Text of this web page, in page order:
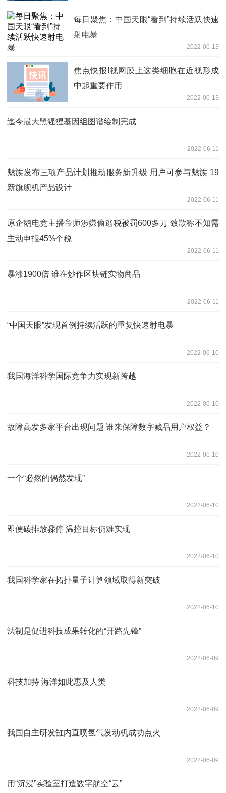
每日聚焦：中国天眼“看到”持续活跃快速
射电暴
2022-06-13
焦点快报!视网膜上这类细胞在近视形成
中起重要作用
2022-06-13
迄今最大黑猩猩基因组图谱绘制完成
2022-06-11
魅族发布三项产品计划推动服务新升级 用户可参与魅族 19
新旗舰机产品设计
2022-06-11
原企鹅电竞主播帝师涉嫌偷逃税被罚600多万 致歉称不知需
主动申报45%个税
2022-06-11
暴涨1900倍 谁在炒作区块链实物商品
2022-06-11
“中国天眼”发现首例持续活跃的重复快速射电暴
2022-06-10
我国海洋科学国际竞争力实现新跨越
2022-06-10
故障高发多家平台出现问题 谁来保障数字藏品用户权益？
2022-06-10
一个“必然的偶然发现”
2022-06-10
即便碳排放骤停 温控目标仍难实现
2022-06-10
我国科学家在拓扑量子计算领域取得新突破
2022-06-10
法制是促进科技成果转化的“开路先锋”
2022-06-09
科技加持 海洋如此惠及人类
2022-06-09
我国自主研发缸内直喷氢气发动机成功点火
2022-06-09
用“沉浸”实验室打造数字航空“云”